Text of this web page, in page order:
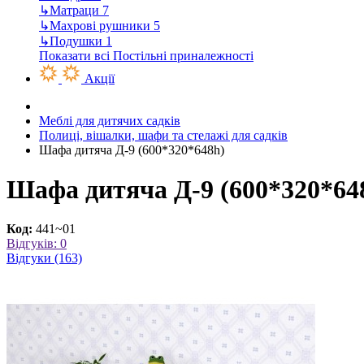
↳Матраци 7
↳Махрові рушники 5
↳Подушки 1
Показати всі Постільні приналежності
Акції
Меблі для дитячих садків
Полиці, вішалки, шафи та стелажі для садків
Шафа дитяча Д-9 (600*320*648h)
Шафа дитяча Д-9
Код: 441~01
Відгуків: 0
Відгуки (163)